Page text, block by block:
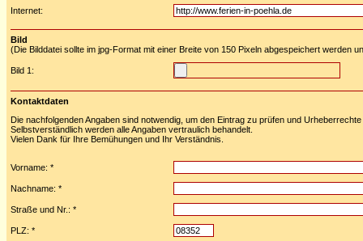
Internet:
Bild
(Die Bilddatei sollte im jpg-Format mit einer Breite von 150 Pixeln abgespeichert werden
Bild 1:
Kontaktdaten
Die nachfolgenden Angaben sind notwendig, um den Eintrag zu prüfen und
Selbstverständlich werden alle Angaben vertraulich behandelt.
Vielen Dank für Ihre Bemühungen und Ihr Verständnis.
Vorname: *
Nachname: *
Straße und Nr.: *
PLZ: *